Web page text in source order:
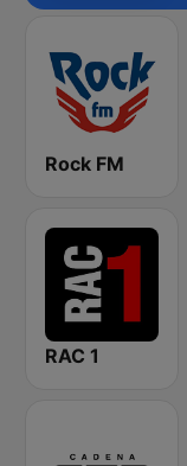
Rock FM
RAC 1